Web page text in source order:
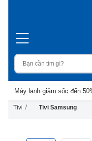
Máy lạnh giảm sốc đến
Tivi / Tivi Samsung